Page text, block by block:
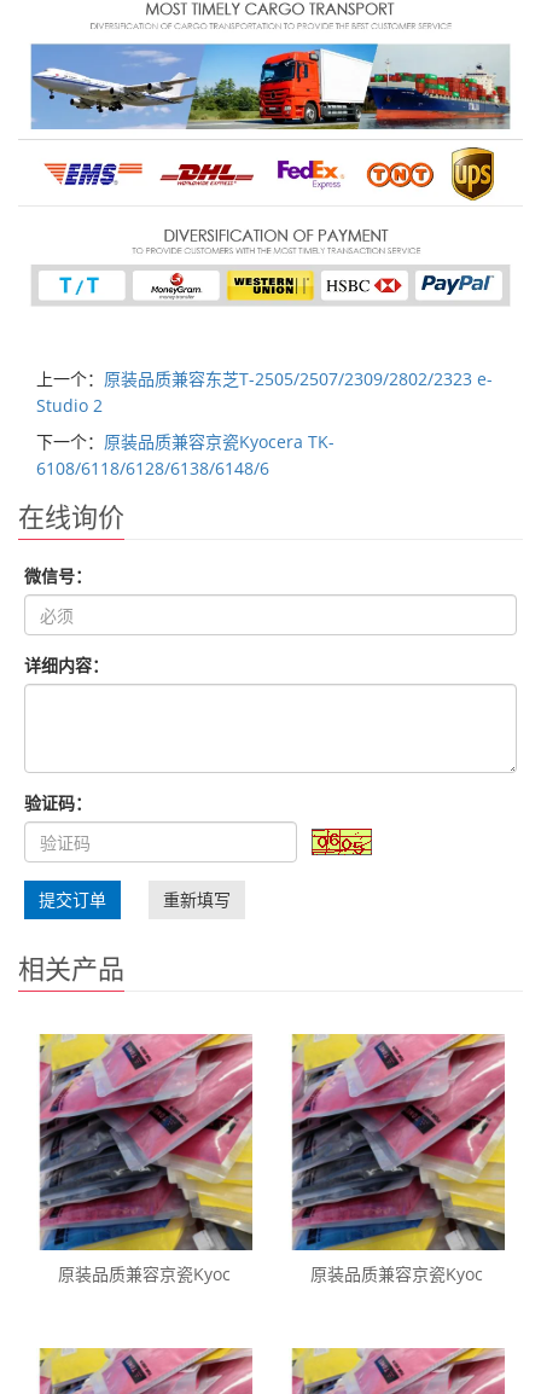
上一个： 原装品质兼容东芝T-2505/2507/2309/2802/2323 e-
Studio 2
下一个： 原装品质兼容京瓷Kyocera TK-
6108/6118/6128/6138/6148/6
在线询价
微信号：
详细内容：
验证码：
提交订单 重新填写
相关产品
原装品质兼容京瓷Kyoc 原装品质兼容京瓷Kyoc